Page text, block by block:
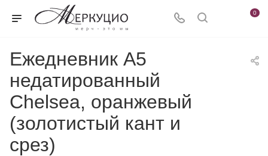
0
Ежедневник А5
недатированный
Chelsea, оранжевый
(золотистый кант и
срез)